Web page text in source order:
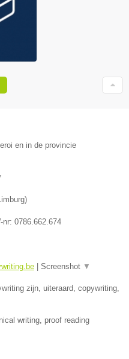
en in de provincie
)
nr: 0786.662.674
Screenshot ▼
zijn, uiteraard, copywriting,
writing, proof reading